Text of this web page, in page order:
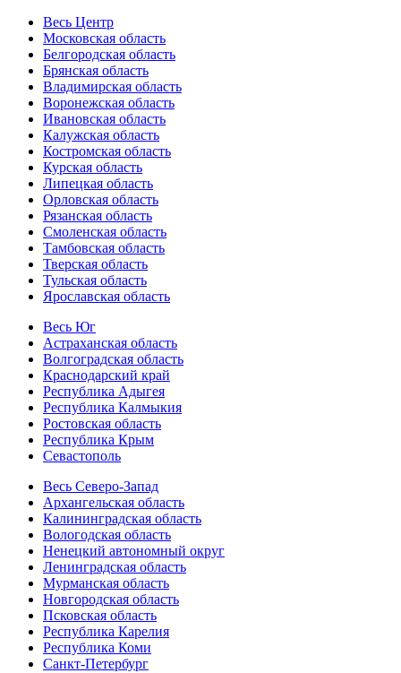
Весь Центр
Московская область
Белгородская область
Брянская область
Владимирская область
Воронежская область
Ивановская область
Калужская область
Костромская область
Курская область
Липецкая область
Орловская область
Рязанская область
Смоленская область
Тамбовская область
Тверская область
Тульская область
Ярославская область
Весь Юг
Астраханская область
Волгоградская область
Краснодарский край
Республика Адыгея
Республика Калмыкия
Ростовская область
Республика Крым
Севастополь
Весь Северо-Запад
Архангельская область
Калининградская область
Вологодская область
Ненецкий автономный округ
Ленинградская область
Мурманская область
Новгородская область
Псковская область
Республика Карелия
Республика Коми
Санкт-Петербург